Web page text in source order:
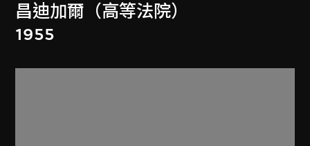
昌迪加爾（高等法院）
1955